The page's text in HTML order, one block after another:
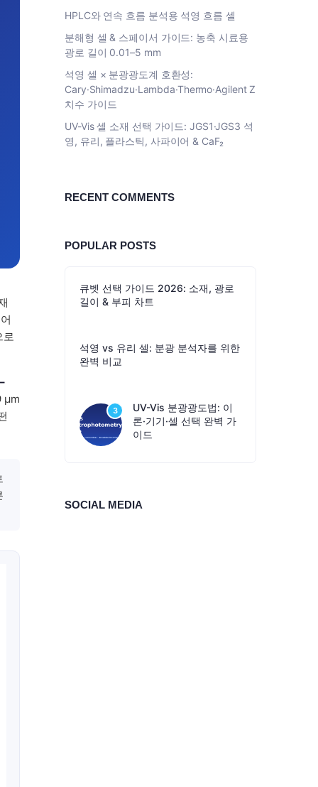
로
µm
HPLC와 연속 흐름 분석용 석영 흐름 셀
분해형 셀 & 스페이서 가이드: 농축 시료용
광로 길이 0.01–5 mm
석영 셀 × 분광광도계 호환성:
Cary·Shimadzu·Lambda·Thermo·Agilent Z
치수 가이드
UV-Vis 셀 소재 선택 가이드: JGS1·JGS3 석
영, 유리, 플라스틱, 사파이어 & CaF₂
RECENT COMMENTS
POPULAR POSTS
큐벳 선택 가이드 2026: 소재, 광로
길이 & 부피 차트
석영 vs 유리 셀: 분광 분석자를 위한
완벽 비교
3
UV-Vis 분광광도법: 이
론·기기·셀 선택 완벽 가
이드
SOCIAL MEDIA